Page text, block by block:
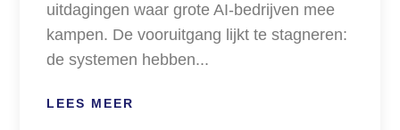
uitdagingen waar grote AI-bedrijven mee
kampen. De vooruitgang lijkt te stagneren:
de systemen hebben...
LEES MEER